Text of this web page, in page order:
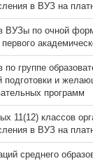
в ВУЗ на
ВУЗы по очной
группе
подготовки и
программ
11(12) классов
в ВУЗ на
среднего